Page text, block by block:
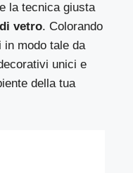
la tecnica giusta
vetro. Colorando
modo tale da
unici e
della tua